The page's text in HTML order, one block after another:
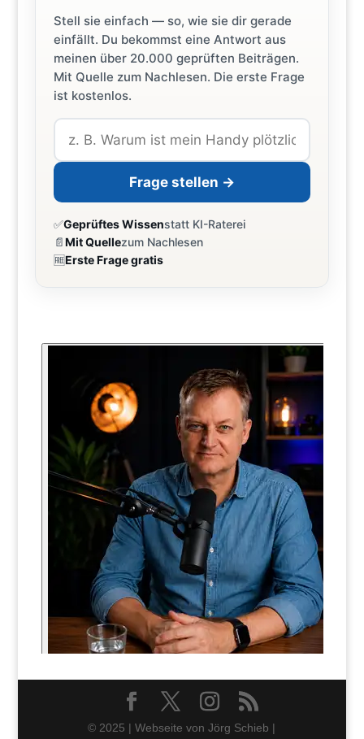
Stell sie einfach — so, wie sie dir gerade
einfällt. Du bekommst eine Antwort aus
meinen über 20.000 geprüften Beiträgen.
Mit Quelle zum Nachlesen. Die erste Frage
ist kostenlos.
Frage stellen →
✅Geprüftes Wissenstatt KI-Raterei
📄Mit Quellezum Nachlesen
🆓Erste Frage gratis
© 2025 | Webseite von Jörg Schieb |